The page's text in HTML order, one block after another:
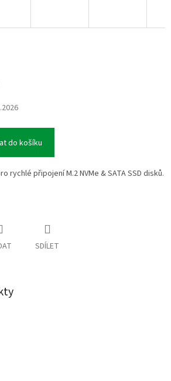
do košíku
rychlé připojení M.2 NVMe & SATA SSD disků.
SDÍLET